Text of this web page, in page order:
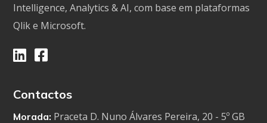
Intelligence, Analytics & AI, com base em plataformas
Qlik e Microsoft.
Contactos
Morada: Praceta D. Nuno Álvares Pereira, 20 - 5º GB